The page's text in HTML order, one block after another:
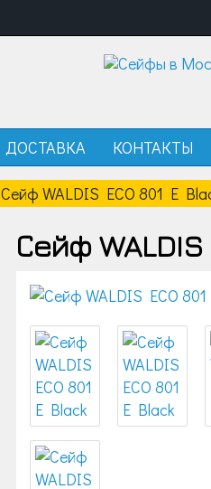
ДОСТАВКА КОНТАКТЫ
Сейф WALDIS ECO 801 E
Сейф WALDIS